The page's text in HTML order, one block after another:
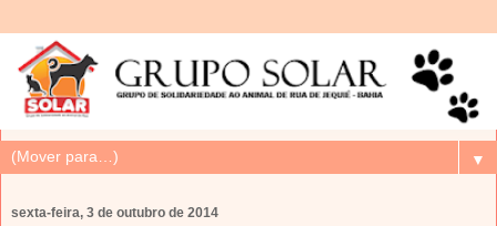
▼
sexta-feira, 3 de outubro de 2014